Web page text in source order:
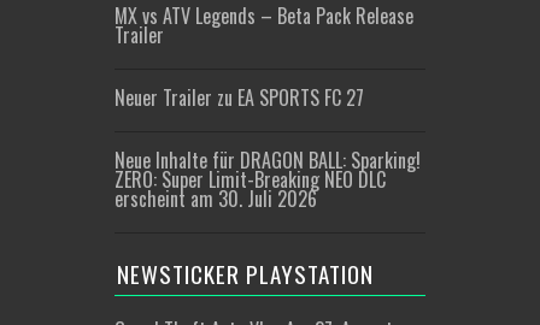
MX vs ATV Legends – Beta Pack Release
Trailer
Neuer Trailer zu EA SPORTS FC 27
Neue Inhalte für DRAGON BALL: Sparking!
ZERO: Super Limit-Breaking NEO DLC
erscheint am 30. Juli 2026
NEWSTICKER PLAYSTATION